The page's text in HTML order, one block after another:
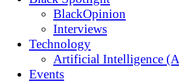
BlackOpinion
Interviews
Technology
Artificial Intelligence
Events